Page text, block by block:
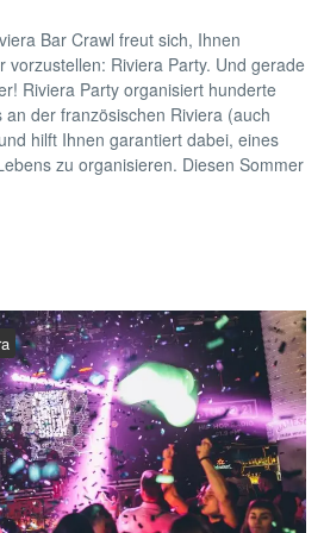
Bar Crawl freut sich, Ihnen
vorzustellen: Riviera Party. Und gerade
Riviera Party organisiert hunderte
der französischen Riviera (auch
hilft Ihnen garantiert dabei, eines
zu organisieren. Diesen Sommer